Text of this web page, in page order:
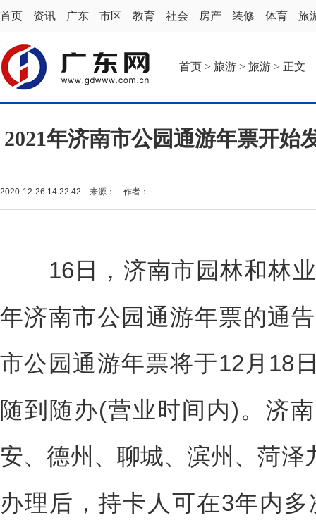
首页 资讯 广东 市区 教育 社会 房产 装修 体育 旅
首页 > 旅游 > 旅游 > 正文
2021年济南市公园通游年票开始
2020-12-26 14:22:42 来源： 作者：
16日，济南市园林和林业
年济南市公园通游年票的通
市公园通游年票将于12月18
随到随办(营业时间内)。济
安、德州、聊城、滨州、菏
办理后，持卡人可在3年内